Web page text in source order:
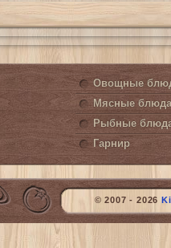
Овощные
Мясные блюда
Рыбные
Гарнир
© 2007 - 2026